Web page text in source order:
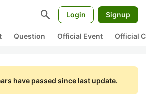
search Login Signup
Question Official Event Official
have passed since last update.